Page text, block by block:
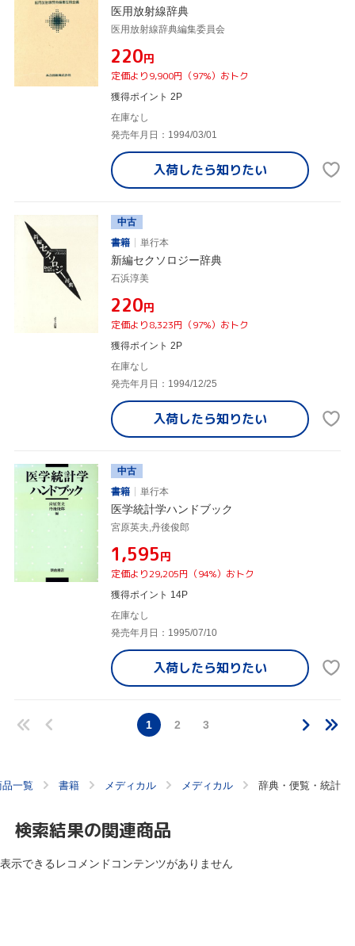
医用放射線辞典
医用放射線辞典編集委員会
¥220円
定価より9,900円（97%）おトク
獲得ポイント 2P
在庫なし
発売年月日：1994/03/01
入荷したら知りたい
中古
書籍
単行本
新編セクソロジー辞典
石浜淳美
¥220円
定価より8,323円（97%）おトク
獲得ポイント 2P
在庫なし
発売年月日：1994/12/25
入荷したら知りたい
中古
書籍
単行本
医学統計学ハンドブック
宮原英夫,丹後俊郎
¥1,595円
定価より29,205円（94%）おトク
獲得ポイント 14P
在庫なし
発売年月日：1995/07/10
入荷したら知りたい
1 2 3
品一覧 書籍 メディカル メディカル 辞典・便覧・統計
検索結果の関連商品
表示できるレコメンドコンテンツがありません